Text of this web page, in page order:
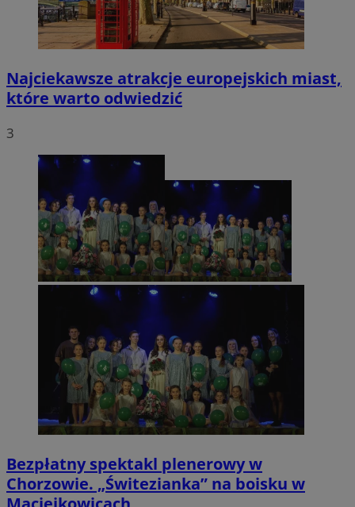
Najciekawsze atrakcje europejskich miast,
które warto odwiedzić
3
Bezpłatny spektakl plenerowy w
Chorzowie. „Świtezianka” na boisku w